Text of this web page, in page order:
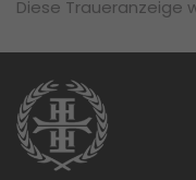
Diese Traueranzeige